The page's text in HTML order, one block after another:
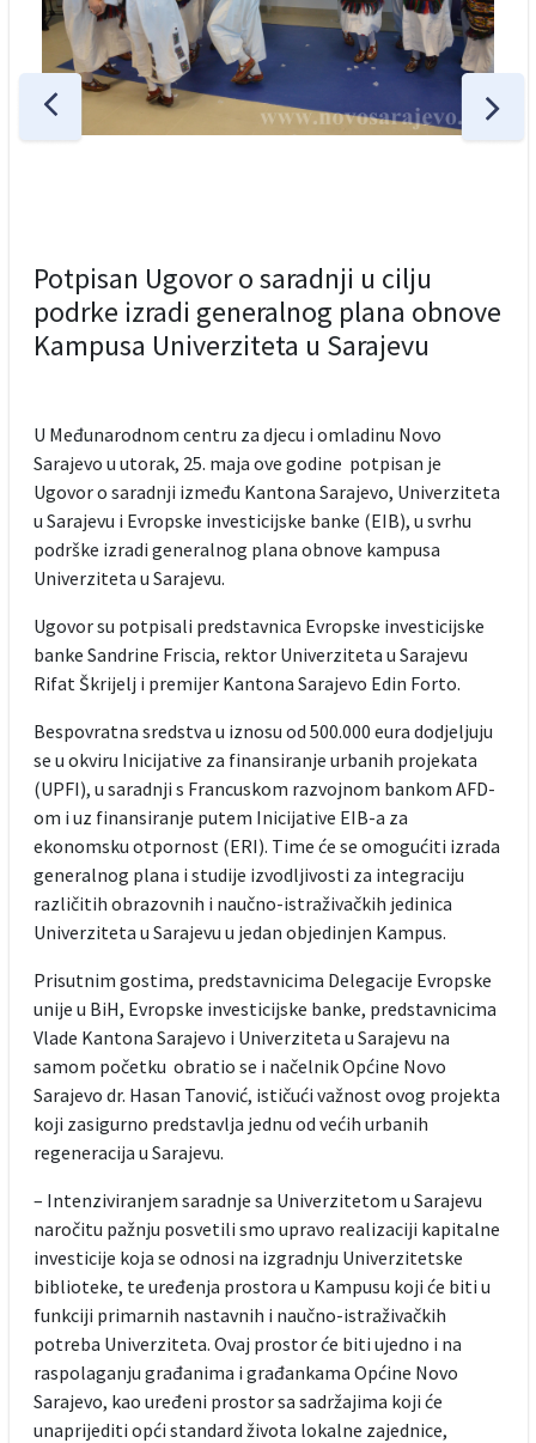
Potpisan Ugovor o saradnji u cilju
podrke izradi generalnog plana obnove
Kampusa Univerziteta u Sarajevu
U Međunarodnom centru za djecu i omladinu Novo
Sarajevo u utorak, 25. maja ove godine potpisan je
Ugovor o saradnji između Kantona Sarajevo, Univerziteta
u Sarajevu i Evropske investicijske banke (EIB), u svrhu
podrške izradi generalnog plana obnove kampusa
Univerziteta u Sarajevu.
Ugovor su potpisali predstavnica Evropske investicijske
banke Sandrine Friscia, rektor Univerziteta u Sarajevu
Rifat Škrijelj i premijer Kantona Sarajevo Edin Forto.
Bespovratna sredstva u iznosu od 500.000 eura dodjeljuju
se u okviru Inicijative za finansiranje urbanih projekata
(UPFI), u saradnji s Francuskom razvojnom bankom AFD-
om i uz finansiranje putem Inicijative EIB-a za
ekonomsku otpornost (ERI). Time će se omogućiti izrada
generalnog plana i studije izvodljivosti za integraciju
različitih obrazovnih i naučno-istraživačkih jedinica
Univerziteta u Sarajevu u jedan objedinjen Kampus.
Prisutnim gostima, predstavnicima Delegacije Evropske
unije u BiH, Evropske investicijske banke, predstavnicima
Vlade Kantona Sarajevo i Univerziteta u Sarajevu na
samom početku obratio se i načelnik Općine Novo
Sarajevo dr. Hasan Tanović, ističući važnost ovog projekta
koji zasigurno predstavlja jednu od većih urbanih
regeneracija u Sarajevu.
– Intenziviranjem saradnje sa Univerzitetom u Sarajevu
naročitu pažnju posvetili smo upravo realizaciji kapitalne
investicije koja se odnosi na izgradnju Univerzitetske
biblioteke, te uređenja prostora u Kampusu koji će biti u
funkciji primarnih nastavnih i naučno-istraživačkih
potreba Univerziteta. Ovaj prostor će biti ujedno i na
raspolaganju građanima i građankama Općine Novo
Sarajevo, kao uređeni prostor sa sadržajima koji će
unaprijediti opći standard života lokalne zajednice,